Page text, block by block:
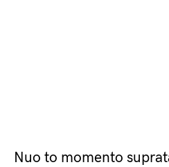
Nuo to momento